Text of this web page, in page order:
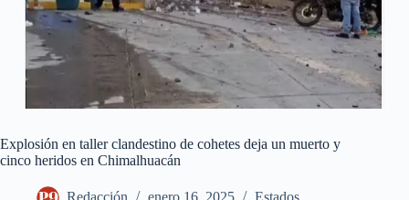
Explosión en taller clandestino de cohetes deja un muerto y
cinco heridos en Chimalhuacán